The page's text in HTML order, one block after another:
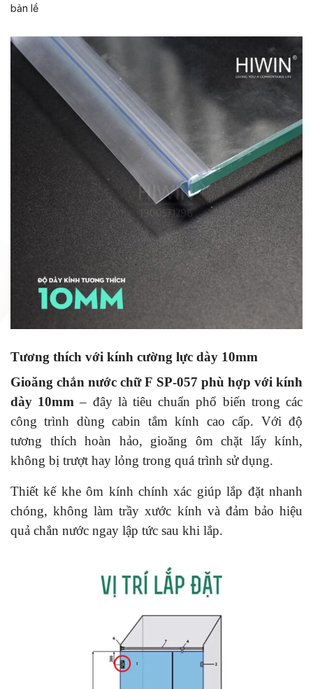
bản lề
Tương thích với kính cường lực dày 10mm
Gioăng chắn nước chữ F SP-057 phù hợp với kính
dày 10mm – đây là tiêu chuẩn phổ biến trong các
công trình dùng cabin tắm kính cao cấp. Với độ
tương thích hoàn hảo, gioăng ôm chặt lấy kính,
không bị trượt hay lỏng trong quá trình sử dụng.
Thiết kế khe ôm kính chính xác giúp lắp đặt nhanh
chóng, không làm trầy xước kính và đảm bảo hiệu
quả chắn nước ngay lập tức sau khi lắp.